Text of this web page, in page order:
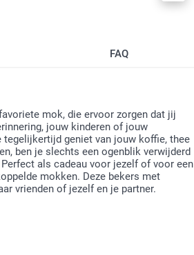
FAQ
mok, die ervoor zorgen dat jij
jouw kinderen of jouw
geniet van jouw koffie, thee
ben je slechts een ogenblik verwijderd
als cadeau voor jezelf of voor een
mokken. Deze bekers met
vrienden of jezelf en je partner.